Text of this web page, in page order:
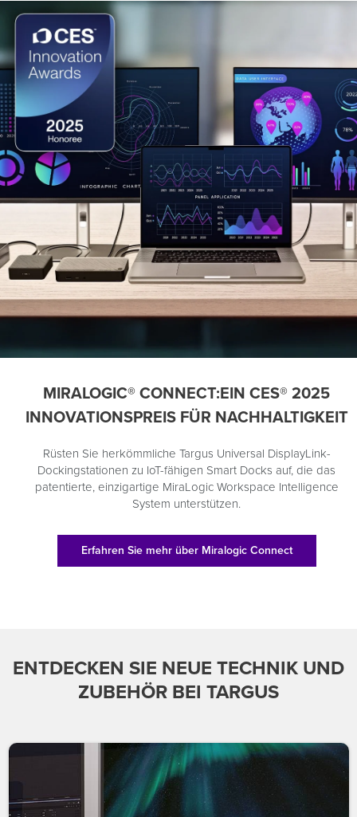
MIRALOGIC®️ CONNECT:EIN CES®️ 2025
INNOVATIONSPREIS FÜR NACHHALTIGKEIT
Rüsten Sie herkömmliche Targus Universal DisplayLink-
Dockingstationen zu IoT-fähigen Smart Docks auf, die das
patentierte, einzigartige MiraLogic Workspace Intelligence
System unterstützen.
Erfahren Sie mehr über Miralogic Connect
ENTDECKEN SIE NEUE TECHNIK UND
ZUBEHÖR BEI TARGUS